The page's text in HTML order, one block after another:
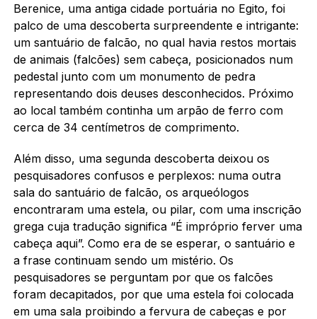
Berenice, uma antiga cidade portuária no Egito, foi
palco de uma descoberta surpreendente e intrigante:
um santuário de falcão, no qual havia restos mortais
de animais (falcões) sem cabeça, posicionados num
pedestal junto com um monumento de pedra
representando dois deuses desconhecidos. Próximo
ao local também continha um arpão de ferro com
cerca de 34 centímetros de comprimento.
Além disso, uma segunda descoberta deixou os
pesquisadores confusos e perplexos: numa outra
sala do santuário de falcão, os arqueólogos
encontraram uma estela, ou pilar, com uma inscrição
grega cuja tradução significa “É impróprio ferver uma
cabeça aqui”. Como era de se esperar, o santuário e
a frase continuam sendo um mistério. Os
pesquisadores se perguntam por que os falcões
foram decapitados, por que uma estela foi colocada
em uma sala proibindo a fervura de cabeças e por